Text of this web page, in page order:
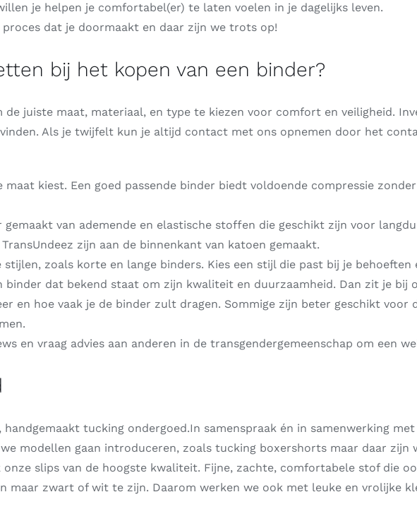
je helpen je comfortabel(er) te laten voelen in je dagelijks leven.
proces dat je doormaakt en daar zijn we trots op!
bij het kopen van een binder?
de juiste maat, materiaal, en type te kiezen voor comfort en veiligheid.
Als je twijfelt kun je altijd contact met ons opnemen door het
maat kiest. Een goed passende binder biedt voldoende compressie
gemaakt van ademende en elastische stoffen die geschikt zijn voor
zijn aan de binnenkant van katoen gemaakt.
stijlen, zoals korte en lange binders. Kies een stijl die past bij je
binder dat bekend staat om zijn kwaliteit en duurzaamheid. Dan zit je bij
en hoe vaak je de binder zult dragen. Sommige zijn beter geschikt
en vraag advies aan anderen in de transgendergemeenschap om een
tucking ondergoed.In samenspraak én in samenwerking
modellen gaan introduceren, zoals tucking boxershorts maar daar zijn
slips van de hoogste kwaliteit. Fijne, zachte, comfortabele stof die
maar zwart of wit te zijn. Daarom werken we ook met leuke en vrolijke